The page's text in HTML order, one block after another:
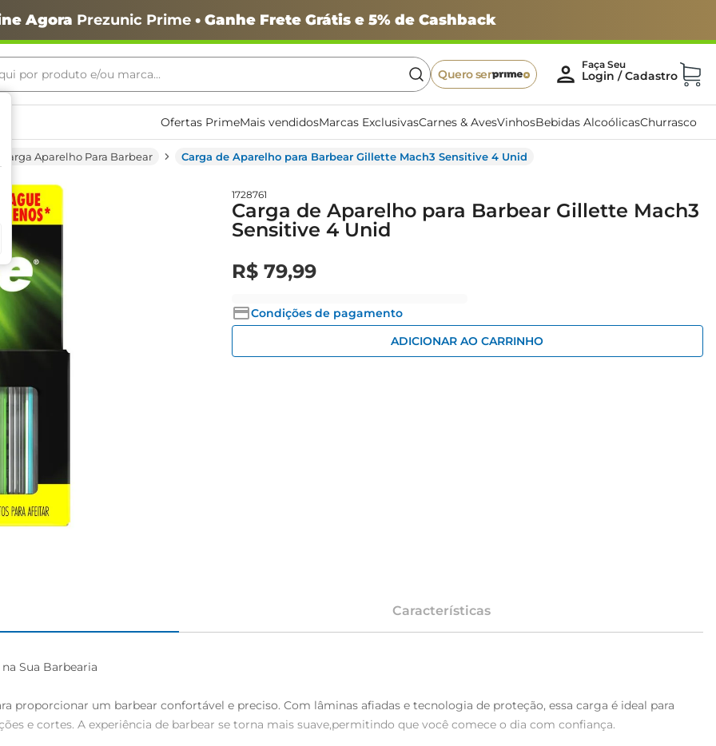
Agora Prezunic Prime• Ganhe Frete Grátis e 5% de Cashback
por produto e/ou marca...
Quero ser
Ofertas PrimeMais vendidosMarcas ExclusivasCarnes & AvesVinhosBebidas AlcoólicasChurrasco
Carga Aparelho Para Barbear Carga de Aparelho para Barbear Gillette Mach3 Sensitive 4 Unid
1728761
Carga de Aparelho para Barbear Gillette Mach3
Sensitive 4 Unid
R$ 79,99
Condições de pagamento
ADICIONAR AO CARRINHO
Características
Sua Barbearia
proporcionar um barbear confortável e preciso. Com lâminas afiadas e tecnologia de proteção, essa carga é ideal para
e cortes. A experiência de barbear se torna mais suave,permitindo que você comece o dia com confiança.
buscados